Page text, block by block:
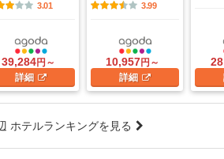
3.01
39,284円～
詳細
3.99
10,957円～
詳細
ホテルランキングを見る